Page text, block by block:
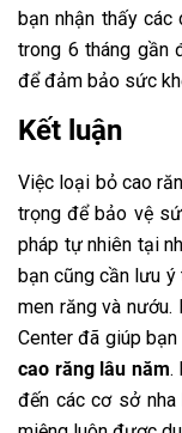
bạn nhận thấy các
trong 6 tháng gần
để đảm bảo sức
Kết luận
Việc loại bỏ cao
trọng để bảo vệ
pháp tự nhiên tại
bạn cũng cần lưu ý
men răng và nướu.
Center đã giúp
cao răng lâu năm.
đến các cơ sở